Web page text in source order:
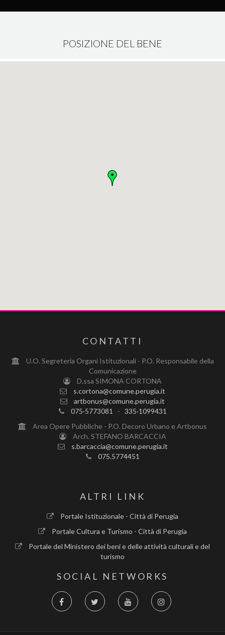
POSIZIONE DEL BENE
CONTATTI
U.O. Segreteria Organi Istituzionali - P.O. Responsabile della
Comunicazione
D.ssa SIMONA CORTONA
s.cortona@comune.perugia.it
artbonus@comune.perugia.it
075·5773081
- 335·1099431
Area Opere Pubbliche - P.O. Decoro Urbano e Artbonus
Arch. STEFANO BARCACCIA
s.barcaccia@comune.perugia.it
075.5774451
ALTRI LINK
Portale Istituzionale - Città di Perugia
Portale Cultura e Turismo - Città di Perugia
Portale del Ministero dei beni e delle attività culturali e del
turismo
SOCIAL NETWORKS